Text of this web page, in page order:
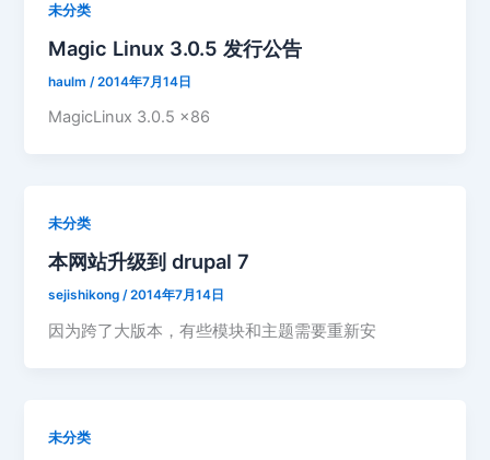
未分类
Magic Linux 3.0.5 发行公告
haulm /2014年7月14日
MagicLinux 3.0.5 x86
未分类
本网站升级到 drupal 7
sejishikong/2014年7月14日
因为跨了大版本，有些模块和主题需要重新安
未分类